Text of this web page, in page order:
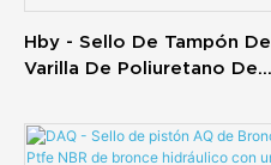
Hby - Sello De Tampón De
Varilla De Poliuretano De